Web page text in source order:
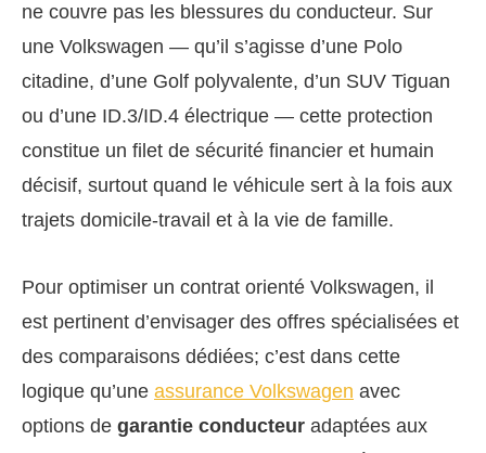
ne couvre pas les blessures du conducteur. Sur
une Volkswagen — qu’il s’agisse d’une Polo
citadine, d’une Golf polyvalente, d’un SUV Tiguan
ou d’une ID.3/ID.4 électrique — cette protection
constitue un filet de sécurité financier et humain
décisif, surtout quand le véhicule sert à la fois aux
trajets domicile-travail et à la vie de famille.
Pour optimiser un contrat orienté Volkswagen, il
est pertinent d’envisager des offres spécialisées et
des comparaisons dédiées; c’est dans cette
logique qu’une assurance Volkswagen avec
options de garantie conducteur adaptées aux